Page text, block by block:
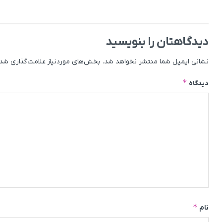
دیدگاهتان را بنویسید
نشانی ایمیل شما منتشر نخواهد شد. بخش‌های موردنیاز علامت‌گذاری
دیدگاه *
نام *